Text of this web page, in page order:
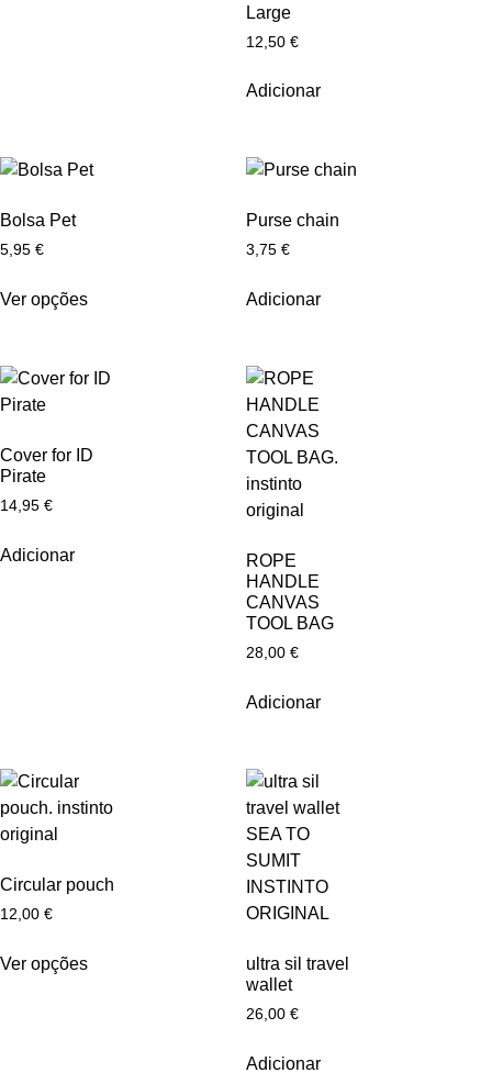
Large
12,50 €
Adicionar
Bolsa Pet
5,95 €
Ver opções
Purse chain
3,75 €
Adicionar
Cover for ID
Pirate
14,95 €
Adicionar
ROPE
HANDLE
CANVAS
TOOL BAG
28,00 €
Adicionar
Circular pouch
12,00 €
Ver opções
ultra sil travel
wallet
26,00 €
Adicionar